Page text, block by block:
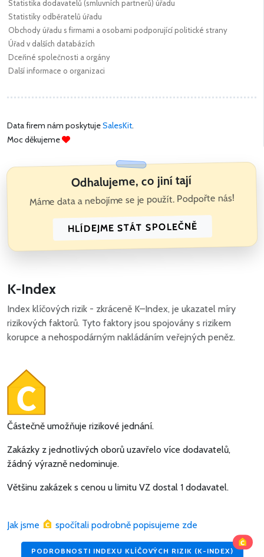
Statistika dodavatelů (smluvních partnerů) úřadu
Statistiky odběratelů úřadu
Obchody úřadu s firmami a osobami podporující politické strany
Úřad v dalších databázích
Dceřiné společnosti a orgány
Další informace o organizaci
Data firem nám poskytujeSalesKit.
Moc děkujeme
Odhalujeme, co jiní tají
Máme data a nebojíme se je použít. Podpořte nás!
HLÍDEJME STÁT SPOLEČNĚ
K-Index
Index klíčových rizik - zkráceně K–Index, je ukazatel míry
rizikových faktorů. Tyto faktory jsou spojovány s rizikem
korupce a nehospodárným nakládáním veřejných peněz.
Částečně umožňuje rizikové jednání.
Zakázky z jednotlivých oborů uzavřelo více dodavatelů,
žádný výrazně nedominuje.
Většinu zakázek s cenou u limitu VZ dostal 1 dodavatel.
Jak jsme spočítali podrobně popisujeme zde
PODROBNOSTI INDEXU KLÍČOVÝCH RIZIK (K-INDEX)